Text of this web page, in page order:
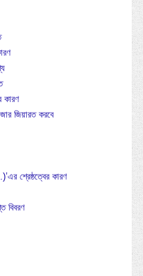
কারণ
জিয়ারত করবে
শ্রেষ্ঠত্বের কারণ
বিবরণ